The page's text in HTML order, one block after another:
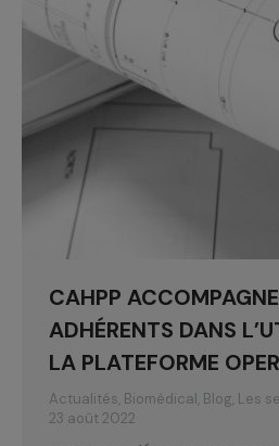
CAHPP
ADHÉRENTS DANS
LA PLATEFORME
Actualités, Biomédical, Blog, Les
23 août 2022